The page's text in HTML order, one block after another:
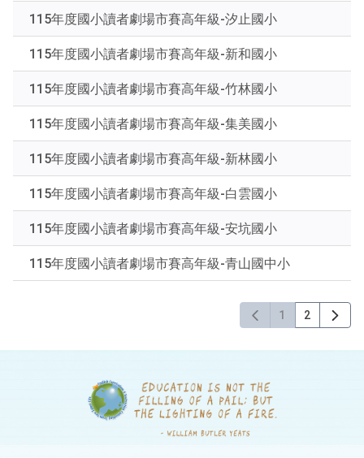
下
Enter
查
115年度國小讀者劇場市賽高年級-汐止國小
115年度國小讀者劇場市賽高年級-新和國小
115年度國小讀者劇場市賽高年級-竹林國小
115年度國小讀者劇場市賽高年級-集美國小
115年度國小讀者劇場市賽高年級-新林國小
115年度國小讀者劇場市賽高年級-白雲國小
115年度國小讀者劇場市賽高年級-安坑國小
115年度國小讀者劇場市賽高年級-青山國中小
1 2